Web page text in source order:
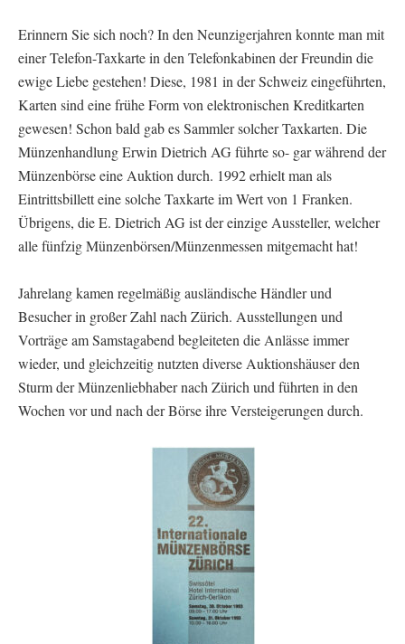
Erinnern Sie sich noch? In den Neunzigerjahren konnte man mit
einer Telefon-Taxkarte in den Telefonkabinen der Freundin die
ewige Liebe gestehen! Diese, 1981 in der Schweiz eingeführten,
Karten sind eine frühe Form von elektronischen Kreditkarten
gewesen! Schon bald gab es Sammler solcher Taxkarten. Die
Münzenhandlung Erwin Dietrich AG führte so- gar während der
Münzenbörse eine Auktion durch. 1992 erhielt man als
Eintrittsbillett eine solche Taxkarte im Wert von 1 Franken.
Übrigens, die E. Dietrich AG ist der einzige Aussteller, welcher
alle fünfzig Münzenbörsen/Münzenmessen mitgemacht hat!
Jahrelang kamen regelmäßig ausländische Händler und
Besucher in großer Zahl nach Zürich. Ausstellungen und
Vorträge am Samstagabend begleiteten die Anlässe immer
wieder, und gleichzeitig nutzten diverse Auktionshäuser den
Sturm der Münzenliebhaber nach Zürich und führten in den
Wochen vor und nach der Börse ihre Versteigerungen durch.